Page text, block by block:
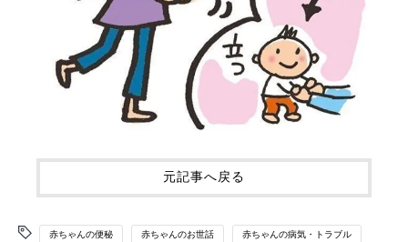
元記事へ戻る
赤ちゃんの便秘 赤ちゃんのお世話 赤ちゃんの病気・トラブル